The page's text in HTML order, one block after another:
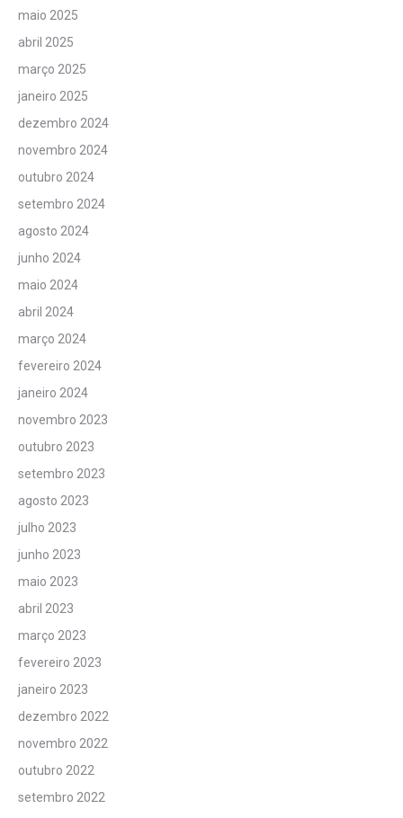
maio 2025
abril 2025
março 2025
janeiro 2025
dezembro 2024
novembro 2024
outubro 2024
setembro 2024
agosto 2024
junho 2024
maio 2024
abril 2024
março 2024
fevereiro 2024
janeiro 2024
novembro 2023
outubro 2023
setembro 2023
agosto 2023
julho 2023
junho 2023
maio 2023
abril 2023
março 2023
fevereiro 2023
janeiro 2023
dezembro 2022
novembro 2022
outubro 2022
setembro 2022